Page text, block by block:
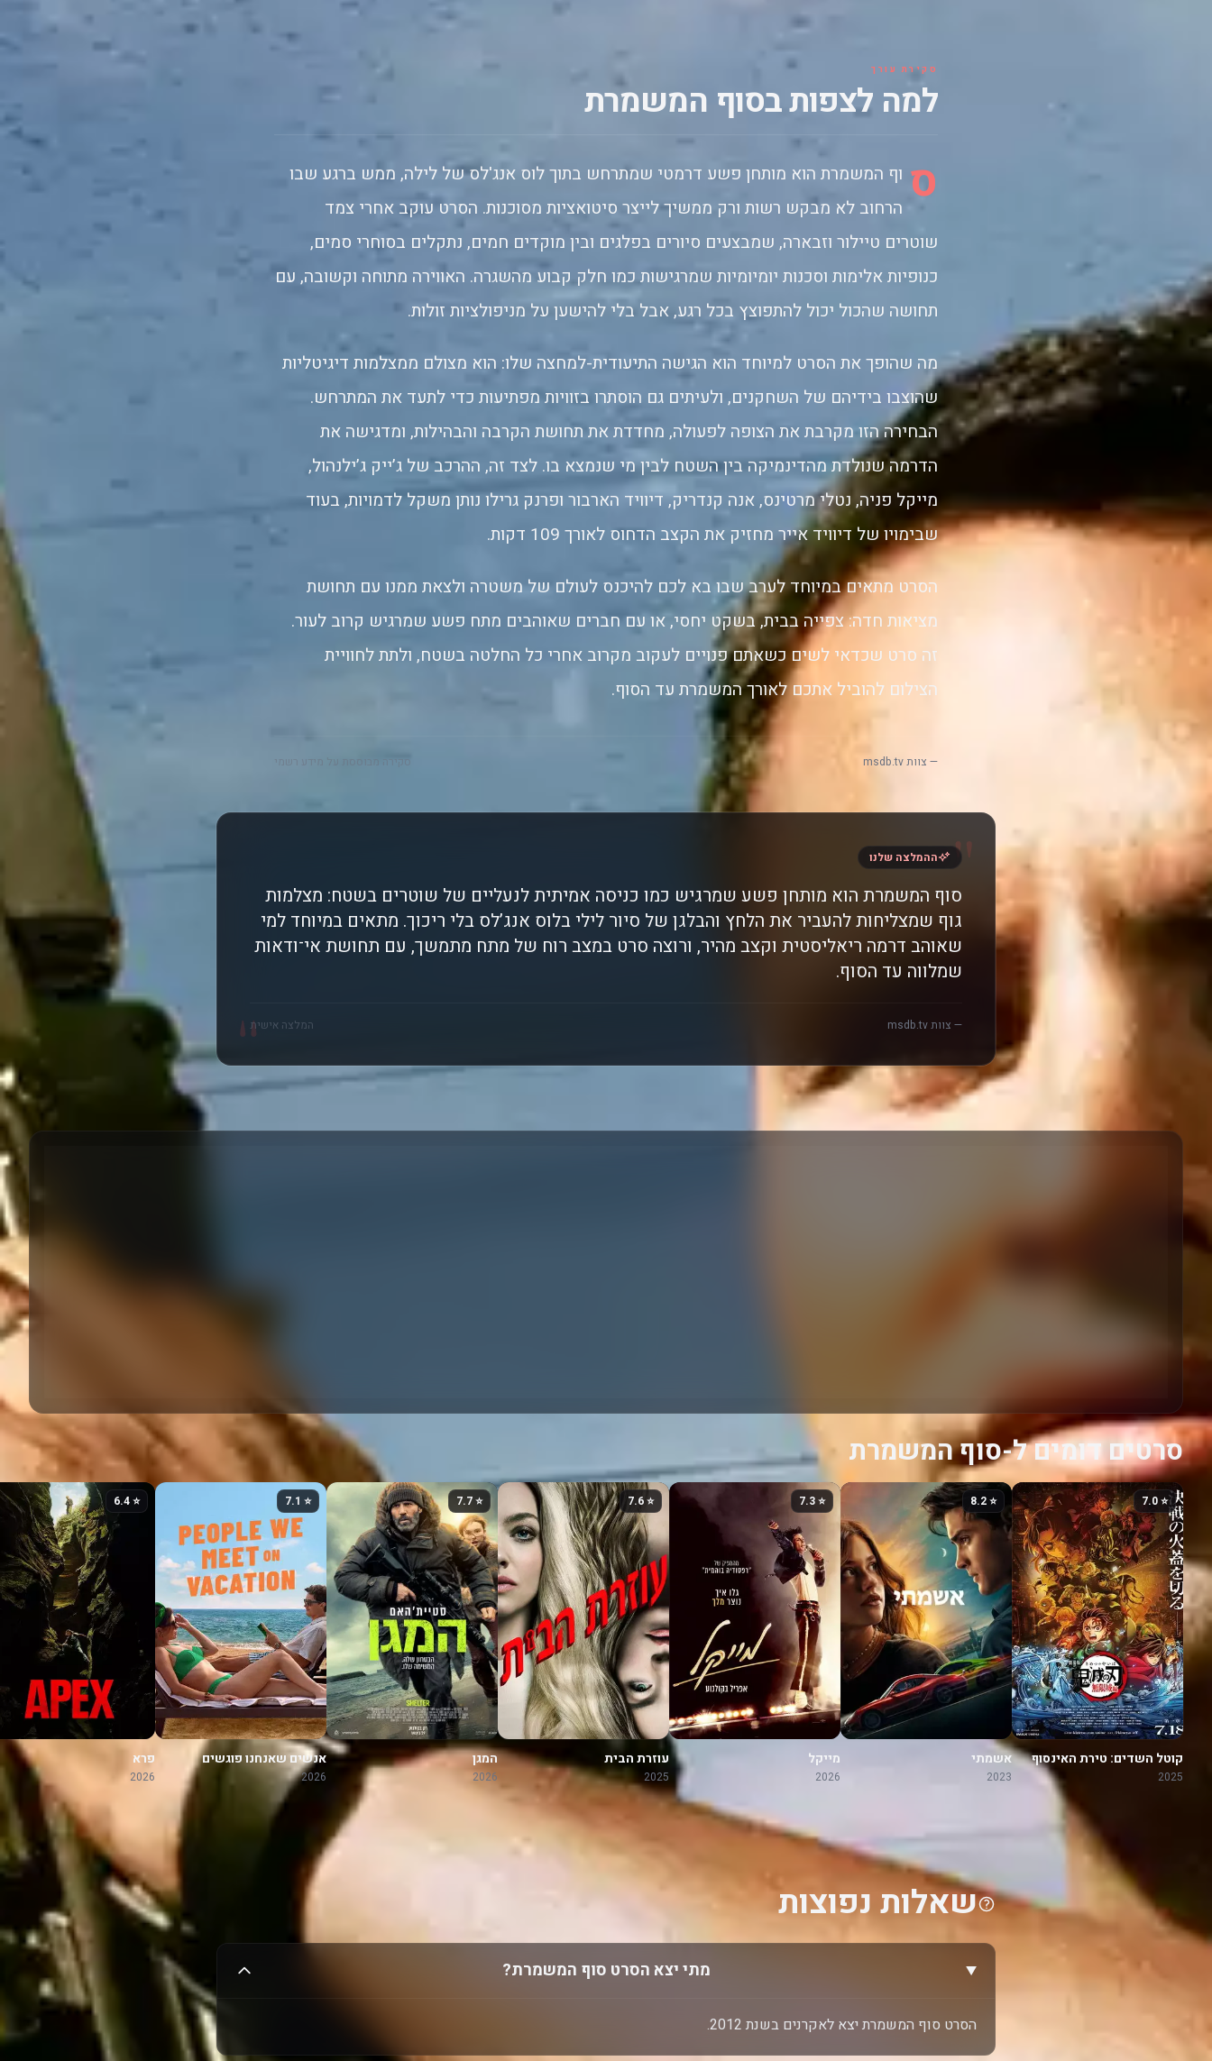
סקירת עורך
למה לצפות בסוף המשמרת
ס וף המשמרת הוא מותחן פשע דרמטי שמתרחש בתוך לוס אנג'לס של לילה, ממש ברגע שבו
הרחוב לא מבקש רשות ורק ממשיך לייצר סיטואציות מסוכנות. הסרט עוקב אחרי צמד
שוטרים טיילור וזבארה, שמבצעים סיורים בפלגים ובין מוקדים חמים, נתקלים בסוחרי סמים,
כנופיות אלימות וסכנות יומיומיות שמרגישות כמו חלק קבוע מהשגרה. האווירה מתוחה וקשובה, עם
תחושה שהכול יכול להתפוצץ בכל רגע, אבל בלי להישען על מניפולציות זולות.
מה שהופך את הסרט למיוחד הוא הגישה התיעודית-למחצה שלו: הוא מצולם ממצלמות דיגיטליות
שהוצבו בידיהם של השחקנים, ולעיתים גם הוסתרו בזוויות מפתיעות כדי לתעד את המתרחש.
הבחירה הזו מקרבת את הצופה לפעולה, מחדדת את תחושת הקרבה והבהילות, ומדגישה את
הדרמה שנולדת מהדינמיקה בין השטח לבין מי שנמצא בו. לצד זה, ההרכב של ג’ייק ג’ילנהול,
מייקל פניה, נטלי מרטינס, אנה קנדריק, דיוויד הארבור ופרנק גרילו נותן משקל לדמויות, בעוד
שבימויו של דיוויד אייר מחזיק את הקצב הדחוס לאורך 109 דקות.
הסרט מתאים במיוחד לערב שבו בא לכם להיכנס לעולם של משטרה ולצאת ממנו עם תחושת
מציאות חדה: צפייה בבית, בשקט יחסי, או עם חברים שאוהבים מתח פשע שמרגיש קרוב לעור.
זה סרט שכדאי לשים כשאתם פנויים לעקוב מקרוב אחרי כל החלטה בשטח, ולתת לחוויית
הצילום להוביל אתכם לאורך המשמרת עד הסוף.
— צוות msdb.tv
"
"
ההמלצה שלנו
סוף המשמרת הוא מותחן פשע שמרגיש כמו כניסה אמיתית לנעליים של שוטרים בשטח: מצלמות
גוף שמצליחות להעביר את הלחץ והבלגן של סיור לילי בלוס אנג’לס בלי ריכוך. מתאים במיוחד למי
שאוהב דרמה ריאליסטית וקצב מהיר, ורוצה סרט במצב רוח של מתח מתמשך, עם תחושת אי־ודאות
שמלווה עד הסוף.
— צוות msdb.tv המלצה אישית
סרטים דומים ל-סוף המשמרת
⭐ 7.0
קוטל השדים: טירת האינסוף
2025
⭐ 8.2
אשמתי
2023
⭐ 7.3
מייקל
2026
⭐ 7.6
עוזרת הבית
2025
⭐ 7.7
המגן
2026
⭐ 7.1
אנשים שאנחנו פוגשים
בחופשה
2026
⭐ 6.4
פרא
2026
שאלות נפוצות
מתי יצא הסרט סוף המשמרת?
הסרט סוף המשמרת יצא לאקרנים בשנת 2012.